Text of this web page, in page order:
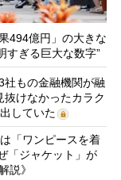
494億円」の大きな
すぎる巨大な数字”
社もの金融機関が融
けなかったカラク
していた
「ワンピースを着
「ジャケット」が
説》